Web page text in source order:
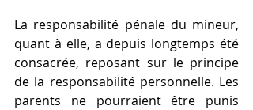
La responsabilité pénale du mineur,
quant à elle, a depuis longtemps été
consacrée, reposant sur le principe
de la responsabilité personnelle. Les
parents ne pourraient être punis